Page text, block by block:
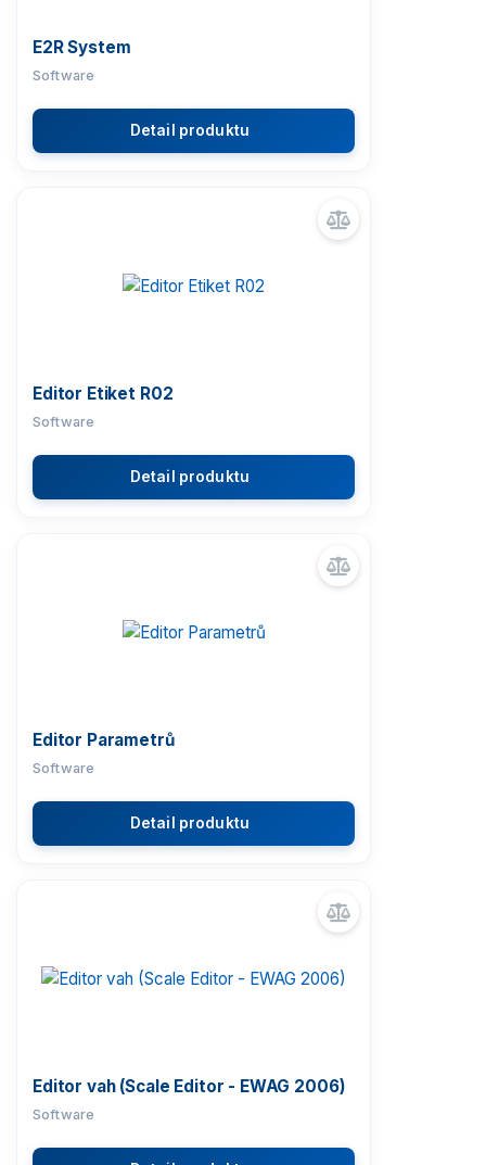
E2R System
Software
Detail produktu
Editor Etiket R02
Software
Detail produktu
Editor Parametrů
Software
Detail produktu
Editor vah (Scale Editor - EWAG 2006)
Software